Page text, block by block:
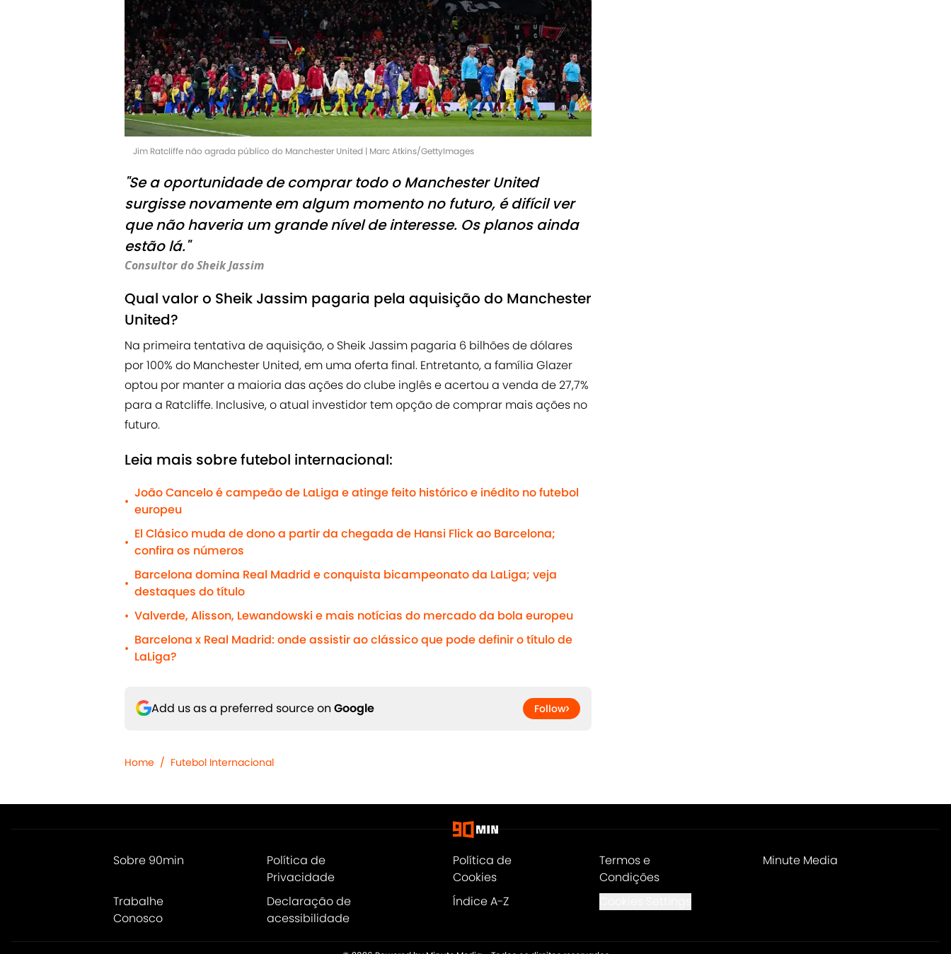
Jim Ratcliffe não agrada público do Manchester United | Marc Atkins/GettyImages
"Se a oportunidade de comprar todo o Manchester United
surgisse novamente em algum momento no futuro, é difícil ver
que não haveria um grande nível de interesse. Os planos ainda
estão lá."
Consultor do Sheik Jassim
Qual valor o Sheik Jassim pagaria pela aquisição do Manchester
United?
Na primeira tentativa de aquisição, o Sheik Jassim pagaria 6 bilhões de dólares
por 100% do Manchester United, em uma oferta final. Entretanto, a família Glazer
optou por manter a maioria das ações do clube inglês e acertou a venda de 27,7%
para a Ratcliffe. Inclusive, o atual investidor tem opção de comprar mais ações no
futuro.
Leia mais sobre futebol internacional:
•
João Cancelo é campeão de LaLiga e atinge feito histórico e inédito no futebol
europeu
•
El Clásico muda de dono a partir da chegada de Hansi Flick ao Barcelona;
confira os números
•
Barcelona domina Real Madrid e conquista bicampeonato da LaLiga; veja
destaques do título
• Valverde, Alisson, Lewandowski e mais notícias do mercado da bola europeu
•
Barcelona x Real Madrid: onde assistir ao clássico que pode definir o título de
LaLiga?
Add us as a preferred source on Google Follow
Home / Futebol Internacional
Sobre 90min
Política de
Privacidade
Política de
Cookies
Termos e
Condições
Minute Media
Trabalhe
Conosco
Declaração de
acessibilidade
Índice A-Z